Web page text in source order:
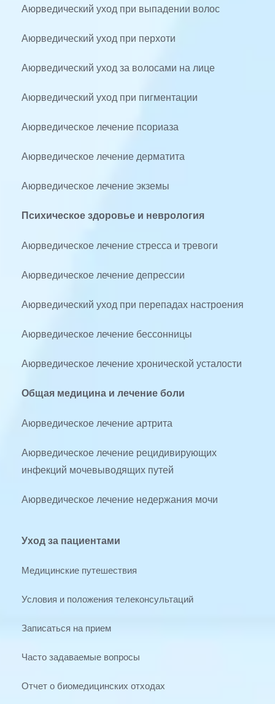
Аюрведический уход при выпадении волос
Аюрведический уход при перхоти
Аюрведический уход за волосами на лице
Аюрведический уход при пигментации
Аюрведическое лечение псориаза
Аюрведическое лечение дерматита
Аюрведическое лечение экземы
Психическое здоровье и неврология
Аюрведическое лечение стресса и тревоги
Аюрведическое лечение депрессии
Аюрведический уход при перепадах настроения
Аюрведическое лечение бессонницы
Аюрведическое лечение хронической усталости
Общая медицина и лечение боли
Аюрведическое лечение артрита
Аюрведическое лечение рецидивирующих
инфекций мочевыводящих путей
Аюрведическое лечение недержания мочи
Уход за пациентами
Медицинские путешествия
Условия и положения телеконсультаций
Записаться на прием
Часто задаваемые вопросы
Отчет о биомедицинских отходах